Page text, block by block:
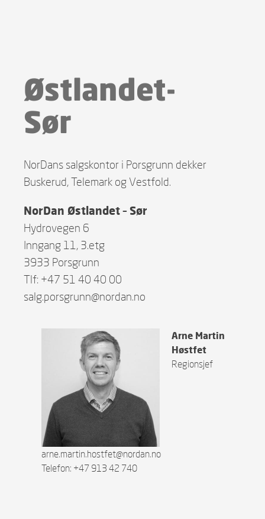
Østlandet-
Sør
NorDans salgskontor i Porsgrunn dekker
Buskerud, Telemark og Vestfold.
NorDan Østlandet – Sør
Hydrovegen 6
Inngang 11, 3.etg
3933 Porsgrunn
Tlf: +47 51 40 40 00
salg.porsgrunn@nordan.no
Arne Martin
Høstfet
Regionsjef
arne.martin.hostfet@nordan.no
Telefon: +47 913 42 740